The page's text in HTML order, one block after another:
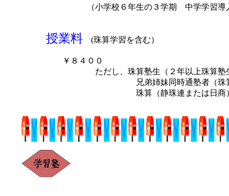
（小学校６年生の３学期 中学学習導入準
授業料 (珠算学習を含む）
￥８４００
ただし、珠算塾生（２年以上珠算塾生と
兄弟姉妹同時通塾者（珠算を
珠算（静珠連または日商）参段以